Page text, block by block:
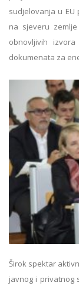
sudjelovanja u
na sjeveru
obnovljivih
dokumenata za
Širok spektar
javnog i privatnog